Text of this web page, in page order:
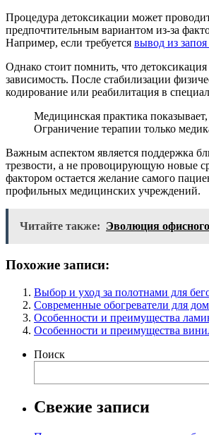
Процедура детоксикации может
предпочтительным вариантом из-за
Например, если требуется вывод из
Однако стоит помнить, что
зависимость. После стабилизации
кодирование или реабилитация в
Медицинская практика
Ограничение терапии только
Важным аспектом является поддержка
трезвости, а не провоцирующую новые
фактором остается желание самого
профильных медицинских учреждений.
Читайте также: Эволюция
Похожие записи:
Выбор и уход за полотнами для
Современные обогреватели для
Особенности и преимущества
Особенности и преимущества
Поиск
Свежие записи